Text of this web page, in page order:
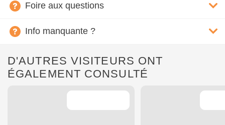
Foire aux questions
Info manquante ?
D'AUTRES VISITEURS ONT
ÉGALEMENT CONSULTÉ